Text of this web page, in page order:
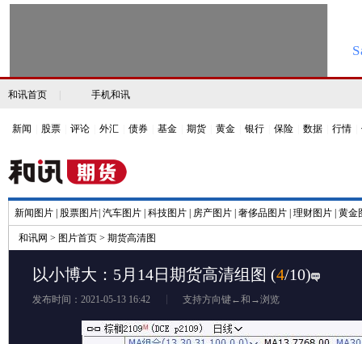
和讯首页 手机和讯
新闻 股票 评论 外汇 债券 基金 期货 黄金 银行 保险 数据 行情
新闻图片 股票图片 汽车图片 科技图片 房产图片 奢侈品图片 理财图片 黄金
和讯网 > 图片首页 > 期货高清图
以小博大：5月14日期货高清组图 (4/10)
发布时间：2021-05-13 16:42 支持方向键←和→浏览